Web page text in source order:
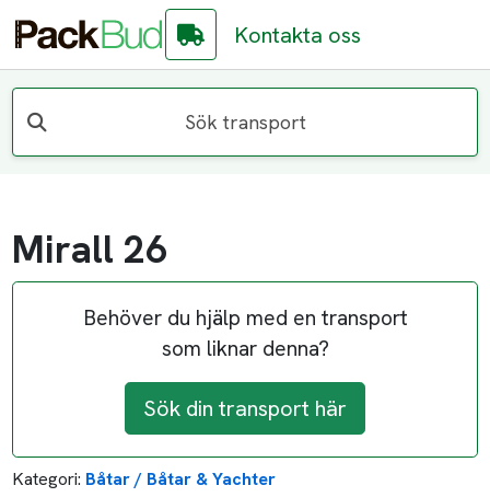
Kontakta oss
Sök transport
Mirall 26
Behöver du hjälp med en transport
som liknar denna?
Sök din transport här
Kategori: Båtar / Båtar & Yachter